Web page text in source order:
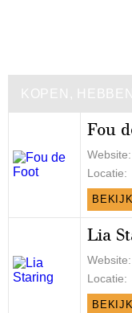
KOPEN,
Fou
Website:
Locatie:
Lia
Website:
Locatie: